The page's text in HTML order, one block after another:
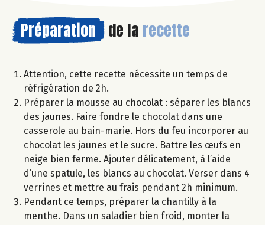
Préparation de la recette
Attention, cette recette nécessite un temps de
réfrigération de 2h.
Préparer la mousse au chocolat : séparer les blancs
des jaunes. Faire fondre le chocolat dans une
casserole au bain-marie. Hors du feu incorporer au
chocolat les jaunes et le sucre. Battre les œufs en
neige bien ferme. Ajouter délicatement, à l’aide
d’une spatule, les blancs au chocolat. Verser dans 4
verrines et mettre au frais pendant 2h minimum.
Pendant ce temps, préparer la chantilly à la
menthe. Dans un saladier bien froid, monter la